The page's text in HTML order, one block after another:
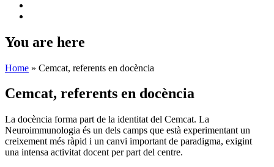
You are here
Home » Cemcat, referents en docència
Cemcat, referents en docència
La docència forma part de la identitat del Cemcat. La
Neuroimmunologia és un dels camps que està experimentant un
creixement més ràpid i un canvi important de paradigma, exigint
una intensa activitat docent per part del centre.